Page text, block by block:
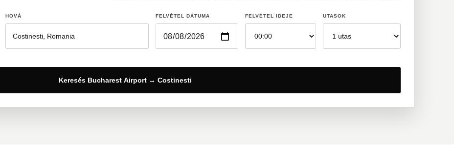
HOVÁ FELVÉTEL DÁTUMA FELVÉTEL IDEJE UTASOK
Keresés Bucharest Airport → Costinesti